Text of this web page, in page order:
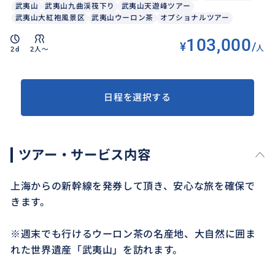
武夷山
武夷山九曲渓筏下り
武夷山天遊峰ツアー
武夷山大紅袍風景区
武夷山ウーロン茶 オプショナルツアー
2d 2人〜 ¥103,000/人
日程を選択する
ツアー・サービス内容
上海からの新幹線を発券して頂き、安心な旅を確保で
きます。
※週末でも行けるウーロン茶の名産地、大自然に囲ま
れた世界遺産「武夷山」を訪れます。